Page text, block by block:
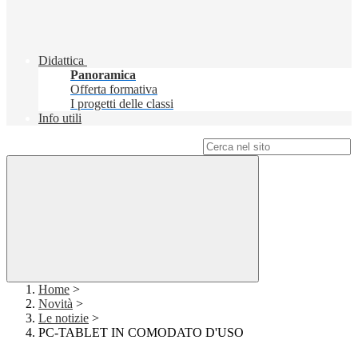
Didattica
Panoramica
Offerta formativa
I progetti delle classi
Info utili
Home >
Novità >
Le notizie >
PC-TABLET IN COMODATO D'USO